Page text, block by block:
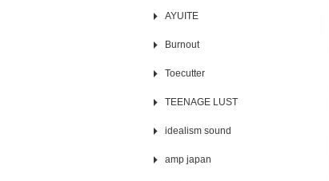
AYUITE
Burnout
Toecutter
TEENAGE LUST
idealism sound
amp japan